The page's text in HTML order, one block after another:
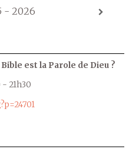
- 2026
est la Parole de Dieu ?
- 21h30